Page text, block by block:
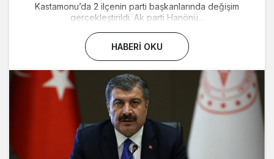
Kastamonu’da 2 ilçenin parti başkanlarında değişim
gerçekleştirildi. Ak parti Hanönü...
HABERI OKU